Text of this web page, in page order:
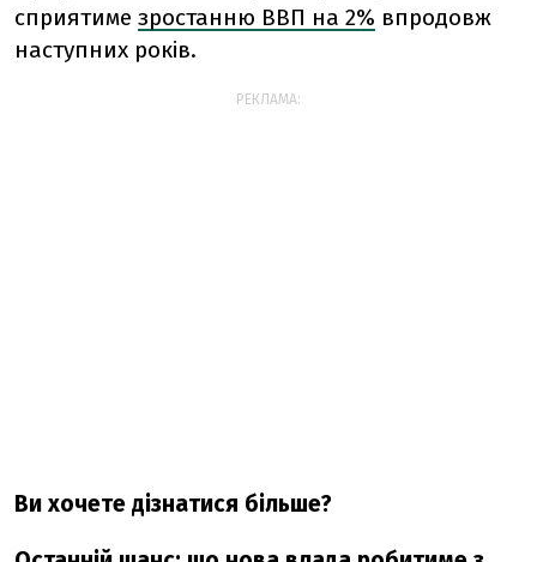
сприятиме зростанню ВВП на 2% впродовж
наступних років.
РЕКЛАМА:
Ви хочете дізнатися більше?